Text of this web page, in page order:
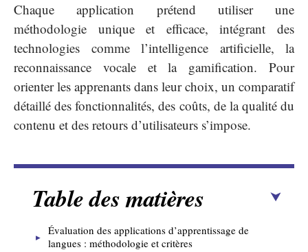
Chaque application prétend utiliser une
méthodologie unique et efficace, intégrant des
technologies comme l’intelligence artificielle, la
reconnaissance vocale et la gamification. Pour
orienter les apprenants dans leur choix, un comparatif
détaillé des fonctionnalités, des coûts, de la qualité du
contenu et des retours d’utilisateurs s’impose.
Table des matières
Évaluation des applications d’apprentissage de
langues : méthodologie et critères